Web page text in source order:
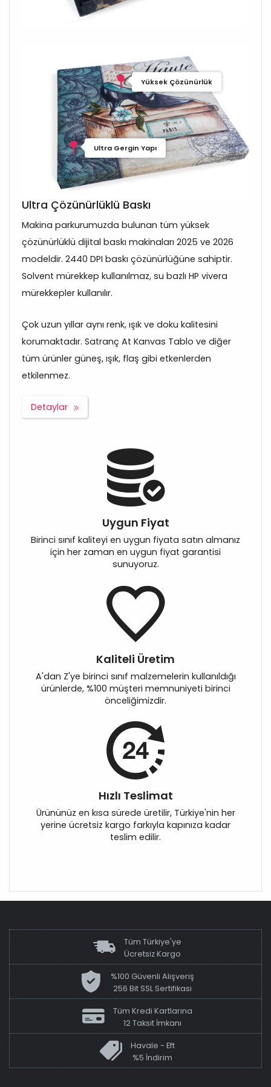
Yüksek Çözünürlük
Ultra Gergin Yapı
Ultra Çözünürlüklü Baskı
Makina parkurumuzda bulunan tüm yüksek
çözünürlüklü dijital baskı makinaları 2025 ve 2026
modeldir. 2440 DPI baskı çözünürlüğüne sahiptir.
Solvent mürekkep kullanılmaz, su bazlı HP vivera
mürekkepler kullanılır.
Çok uzun yıllar aynı renk, ışık ve doku kalitesini
korumaktadır. Satranç At Kanvas Tablo ve diğer
tüm ürünler güneş, ışık, flaş gibi etkenlerden
etkilenmez.
Detaylar
Uygun Fiyat
Birinci sınıf kaliteyi en uygun fiyata satın almanız
için her zaman en uygun fiyat garantisi
sunuyoruz.
Kaliteli Üretim
A'dan Z'ye birinci sınıf malzemelerin kullanıldığı
ürünlerde, %100 müşteri memnuniyeti birinci
önceliğimizdir.
Hızlı Teslimat
Ürününüz en kısa sürede üretilir, Türkiye'nin her
yerine ücretsiz kargo farkıyla kapınıza kadar
teslim edilir.
Tüm Türkiye'ye
Ücretsiz Kargo
%100 Güvenli Alışveriş
256 Bit SSL Sertifikası
Tüm Kredi Kartlarına
12 Taksit İmkanı
Havale - Eft
%5 İndirim